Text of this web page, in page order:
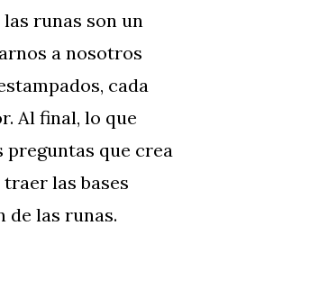
runas son un
a nosotros
cada
Al final, lo que
que crea
las bases
las runas.